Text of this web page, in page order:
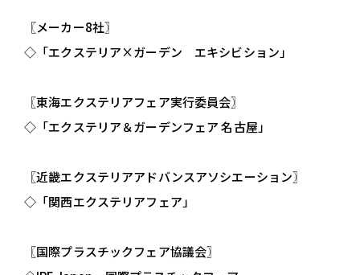
〖メーカー8社〗
◇「エクステリア×ガーデン エキシビション」
〖東海エクステリアフェア実行委員会〗
◇「エクステリア＆ガーデンフェア 名古屋」
〖近畿エクステリアアドバンスアソシエーション〗
◇「関西エクステリアフェア」
〖国際プラスチックフェア協議会〗